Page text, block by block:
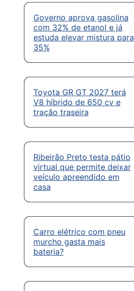
Governo aprova gasolina
com 32% de etanol e já
estuda elevar mistura para
35%
Toyota GR GT 2027 terá
V8 híbrido de 650 cv e
tração traseira
Ribeirão Preto testa pátio
virtual que permite deixar
veículo apreendido em
casa
Carro elétrico com pneu
murcho gasta mais
bateria?